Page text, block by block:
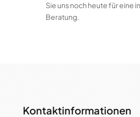
Sie uns noch heute für eine
Beratung.
Kontaktinformationen